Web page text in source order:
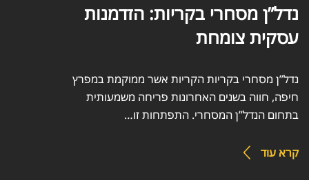
נדל”ן מסחרי בקריות: הזדמנות
עסקית צומחת
נדל”ן מסחרי בקריות הקריות אשר ממוקמת במפרץ
חיפה, חווה בשנים האחרונות פריחה משמעותית
בתחום הנדל”ן המסחרי. התפתחות זו…
קרא עוד